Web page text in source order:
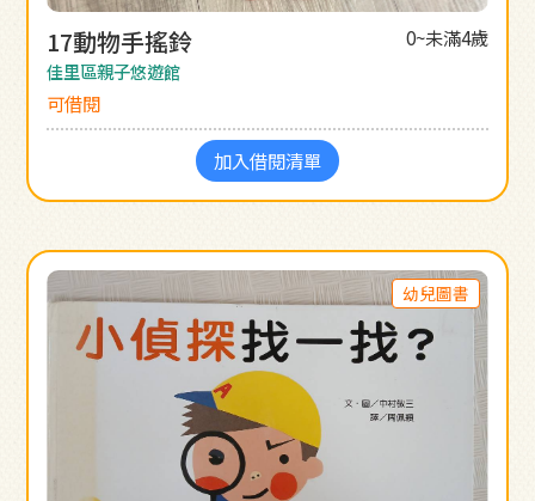
17動物手搖鈴 0~未滿4歲
佳里區親子悠遊館
可借閱
加入借閱清單
幼兒圖書